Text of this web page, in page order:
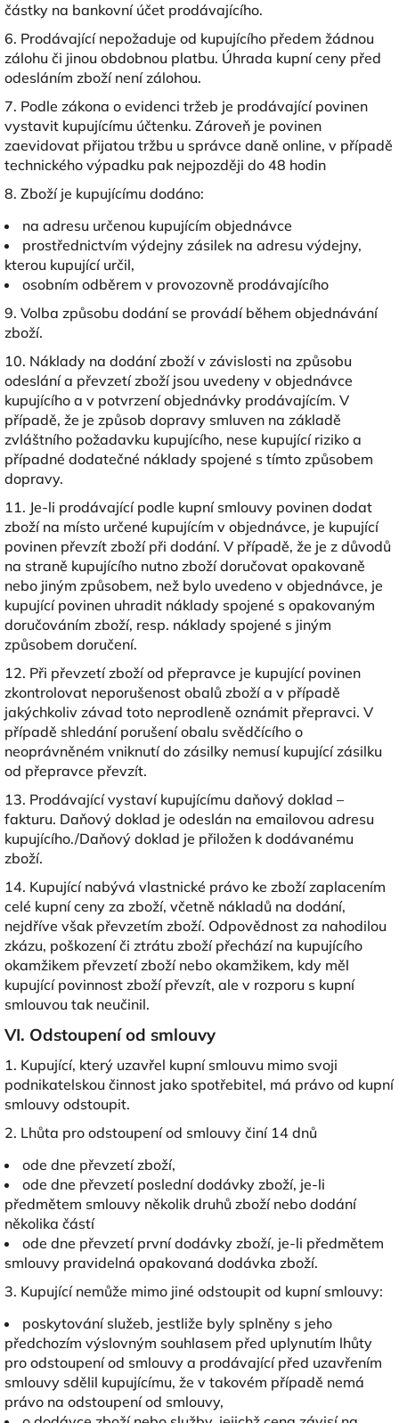
částky na bankovní účet prodávajícího.
6. Prodávající nepožaduje od kupujícího předem žádnou
zálohu či jinou obdobnou platbu. Úhrada kupní ceny před
odesláním zboží není zálohou.
7. Podle zákona o evidenci tržeb je prodávající povinen
vystavit kupujícímu účtenku. Zároveň je povinen
zaevidovat přijatou tržbu u správce daně online, v případě
technického výpadku pak nejpozději do 48 hodin
8. Zboží je kupujícímu dodáno:
na adresu určenou kupujícím objednávce
prostřednictvím výdejny zásilek na adresu výdejny,
kterou kupující určil,
osobním odběrem v provozovně prodávajícího
9. Volba způsobu dodání se provádí během objednávání
zboží.
10. Náklady na dodání zboží v závislosti na způsobu
odeslání a převzetí zboží jsou uvedeny v objednávce
kupujícího a v potvrzení objednávky prodávajícím. V
případě, že je způsob dopravy smluven na základě
zvláštního požadavku kupujícího, nese kupující riziko a
případné dodatečné náklady spojené s tímto způsobem
dopravy.
11. Je-li prodávající podle kupní smlouvy povinen dodat
zboží na místo určené kupujícím v objednávce, je kupující
povinen převzít zboží při dodání. V případě, že je z důvodů
na straně kupujícího nutno zboží doručovat opakovaně
nebo jiným způsobem, než bylo uvedeno v objednávce, je
kupující povinen uhradit náklady spojené s opakovaným
doručováním zboží, resp. náklady spojené s jiným
způsobem doručení.
12. Při převzetí zboží od přepravce je kupující povinen
zkontrolovat neporušenost obalů zboží a v případě
jakýchkoliv závad toto neprodleně oznámit přepravci. V
případě shledání porušení obalu svědčícího o
neoprávněném vniknutí do zásilky nemusí kupující zásilku
od přepravce převzít.
13. Prodávající vystaví kupujícímu daňový doklad –
fakturu. Daňový doklad je odeslán na emailovou adresu
kupujícího./Daňový doklad je přiložen k dodávanému
zboží.
14. Kupující nabývá vlastnické právo ke zboží zaplacením
celé kupní ceny za zboží, včetně nákladů na dodání,
nejdříve však převzetím zboží. Odpovědnost za nahodilou
zkázu, poškození či ztrátu zboží přechází na kupujícího
okamžikem převzetí zboží nebo okamžikem, kdy měl
kupující povinnost zboží převzít, ale v rozporu s kupní
smlouvou tak neučinil.
VI. Odstoupení od smlouvy
1. Kupující, který uzavřel kupní smlouvu mimo svoji
podnikatelskou činnost jako spotřebitel, má právo od kupní
smlouvy odstoupit.
2. Lhůta pro odstoupení od smlouvy činí 14 dnů
ode dne převzetí zboží,
ode dne převzetí poslední dodávky zboží, je-li
předmětem smlouvy několik druhů zboží nebo dodání
několika částí
ode dne převzetí první dodávky zboží, je-li předmětem
smlouvy pravidelná opakovaná dodávka zboží.
3. Kupující nemůže mimo jiné odstoupit od kupní smlouvy:
poskytování služeb, jestliže byly splněny s jeho
předchozím výslovným souhlasem před uplynutím lhůty
pro odstoupení od smlouvy a prodávající před uzavřením
smlouvy sdělil kupujícímu, že v takovém případě nemá
právo na odstoupení od smlouvy,